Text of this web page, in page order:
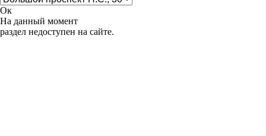
Ок
На данный момент
раздел недоступен на сайте.